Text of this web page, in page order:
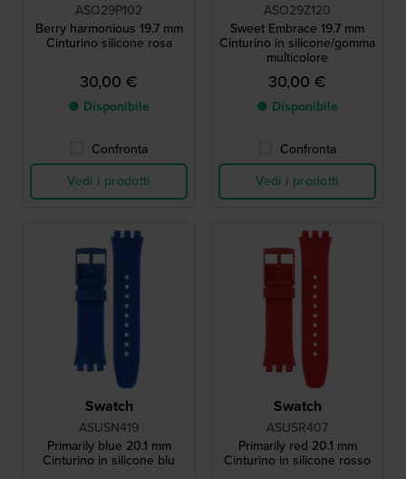
ASO29P102
Berry harmonious 19.7 mm
Cinturino silicone rosa
30,00 €
● Disponibile
Confronta
Vedi i prodotti
ASO29Z120
Sweet Embrace 19.7 mm
Cinturino in silicone/gomma
multicolore
30,00 €
● Disponibile
Confronta
Vedi i prodotti
Swatch
ASUSN419
Primarily blue 20.1 mm
Cinturino in silicone blu
Swatch
ASUSR407
Primarily red 20.1 mm
Cinturino in silicone rosso